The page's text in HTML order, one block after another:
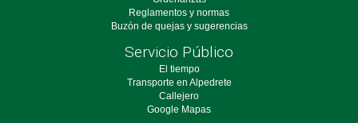
Reglamentos y normas
Buzón de quejas y sugerencias
Servicio Público
El tiempo
Transporte en Alpedrete
Callejero
Google Mapas